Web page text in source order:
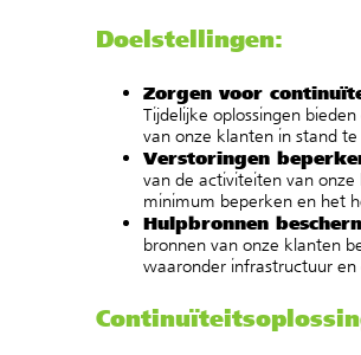
Doelstellingen:
Zorgen voor
Tijdelijke oplossingen
van onze klanten in stand
Verstoringen
van de activiteiten van
minimum beperken en het
Hulpbronnen
bronnen van onze klanten
waaronder infrastructuur en